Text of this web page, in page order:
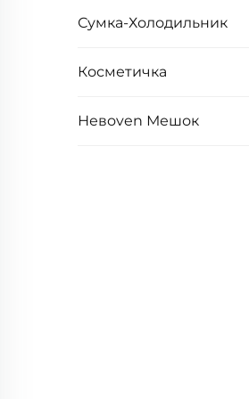
3. Универсальный
Джутовая сумка
широкий спектр
декоративных
что вы можете
изображений до
джутовые сумки в
превращает её в
Помимо внешнего
тоут,
— будь вы студент,
Сумка-Холодильник
Косметичка
Невoven Мешок